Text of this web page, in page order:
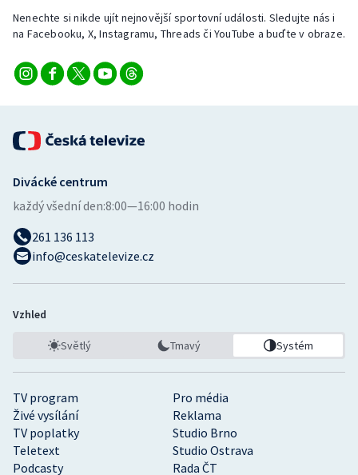
Nenechte si nikde ujít nejnovější sportovní události. Sledujte nás i
na Facebooku, X, Instagramu, Threads či YouTube a buďte v obraze.
TV program
Pro média
Živé vysílání
Reklama
TV poplatky
Studio Brno
Teletext
Studio Ostrava
Podcasty
Rada ČT
Divácké centrum
každý všední den:8:00—16:00 hodin
261 136 113
info@ceskatelevize.cz
Vzhled
Světlý Tmavý Systém